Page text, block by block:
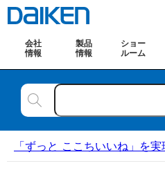
会社
情報
製品
情報
ショー
ルーム
「ずっと ここちいいね」を